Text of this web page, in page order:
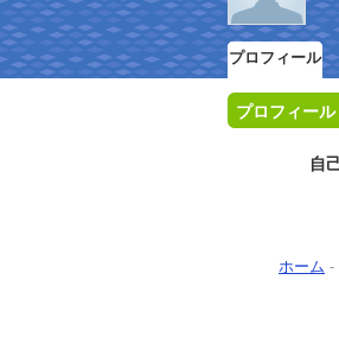
プロフィール
プロフィール
自
ホーム -